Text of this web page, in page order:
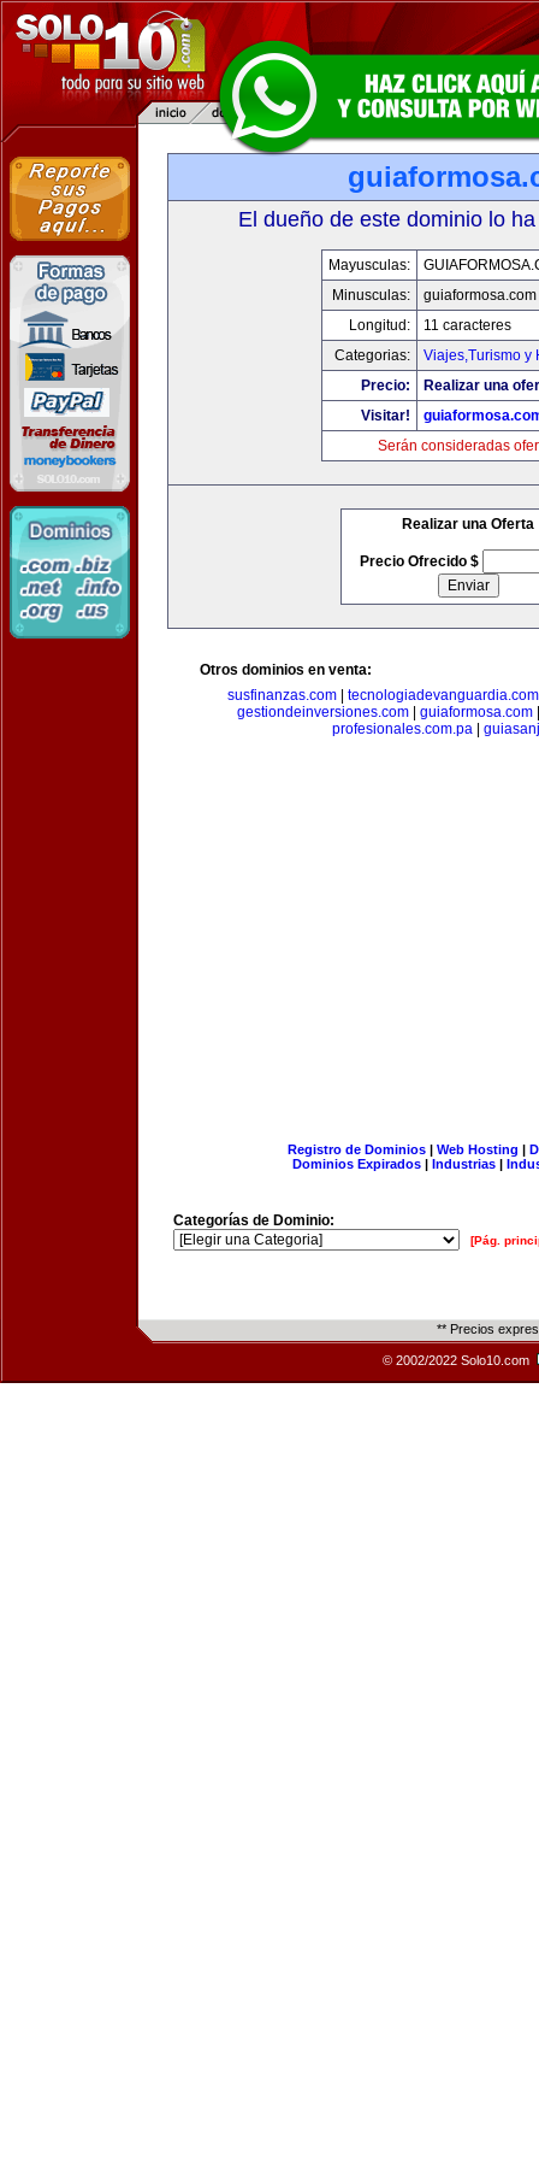
El dueño de este dominio lo
Mayusculas:
Minusculas:
guiaformosa.com
Longitud:
11 caracteres
Categorias:
Viajes,Turismo y
Precio:
Realizar una
Visitar!
Serán consideradas
Realizar una Oferta
Precio Ofrecido $
Otros dominios en venta:
susfinanzas.com| tecnologiadevanguardia.com
gestiondeinversiones.com| guiaformosa.com
profesionales.com.pa
Registro de Dominios| Web Hosting |
Dominios Expirados | Industrias |
Categorías de Dominio:
[Pág.
** Precios
© 2002/2022 Solo10.com